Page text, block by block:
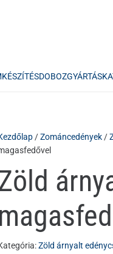
DOBOZGYÁRTÁS
/Zománcedények/
Zöld árnyalt